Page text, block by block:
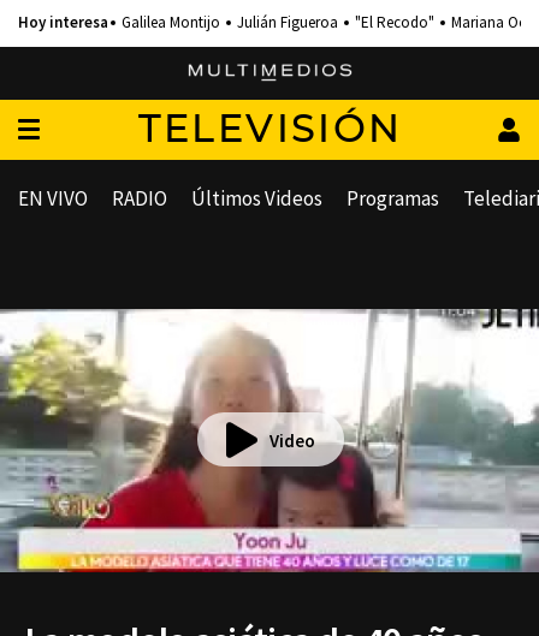
Galilea Montijo Julián Figueroa "El Recodo" Mariana
TELEVISIÓN
EN VIVO RADIO Últimos Videos Programas
Video